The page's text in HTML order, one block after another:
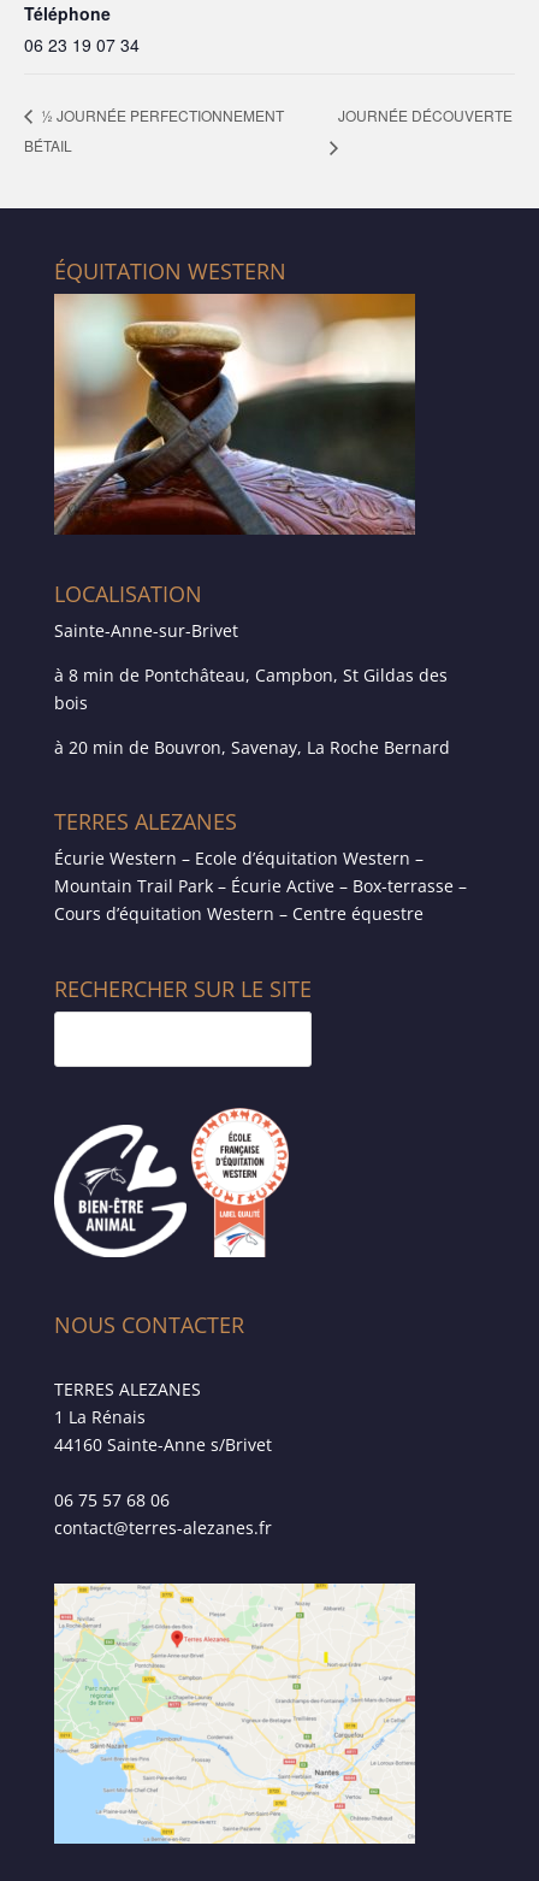
Téléphone
06 23 19 07 34
½ JOURNÉE PERFECTIONNEMENT
BÉTAIL
JOURNÉE DÉCOUVERTE
ÉQUITATION WESTERN
LOCALISATION
Sainte-Anne-sur-Brivet
à 8 min de Pontchâteau, Campbon, St Gildas des
bois
à 20 min de Bouvron, Savenay, La Roche Bernard
TERRES ALEZANES
Écurie Western – Ecole d’équitation Western –
Mountain Trail Park – Écurie Active – Box-terrasse –
Cours d’équitation Western – Centre équestre
RECHERCHER SUR LE SITE
NOUS CONTACTER
TERRES ALEZANES
1 La Rénais
44160 Sainte-Anne s/Brivet
06 75 57 68 06
contact@terres-alezanes.fr